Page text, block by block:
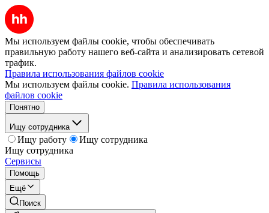
Мы используем файлы cookie, чтобы обеспечивать
правильную работу нашего веб-сайта и анализировать сетевой
трафик.
Правила использования файлов cookie
Мы используем файлы cookie. Правила использования
файлов cookie
Понятно
Ищу сотрудника
Ищу работу
Ищу сотрудника
Ищу сотрудника
Сервисы
Помощь
Ещё
Поиск